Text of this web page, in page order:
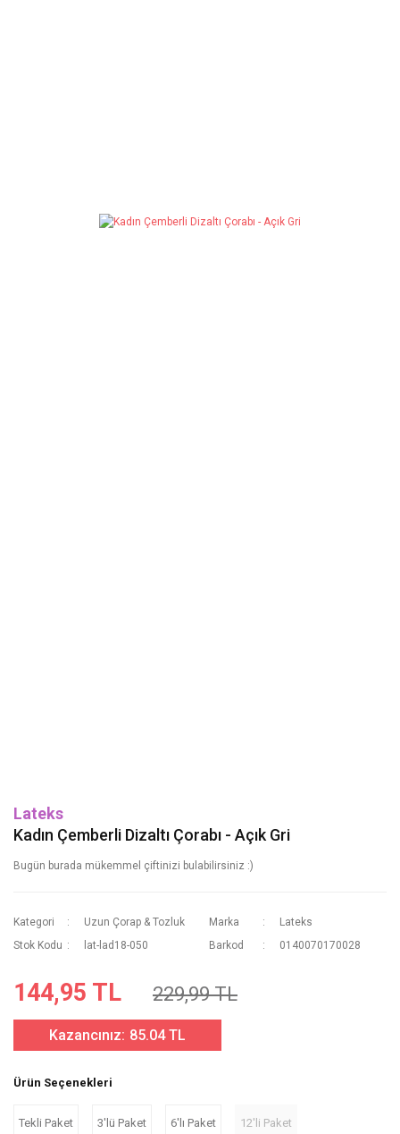
Lateks
Kadın Çemberli Dizaltı Çorabı - Açık Gri
Bugün burada mükemmel çiftinizi bulabilirsiniz :)
Kategori Uzun Çorap & Tozluk Marka
Lateks
Stok Kodu
lat-lad18-050 Barkod 0140070170028
144,95 TL 229,99 TL
Kazancınız: 85.04 TL
Ürün Seçenekleri
Tekli Paket 3'lü Paket 6'lı Paket 12'li Paket